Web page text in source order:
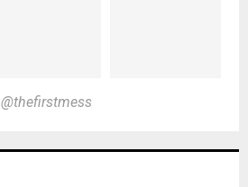
@thefirstmess